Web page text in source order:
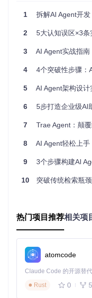
🛠️环境检查命令
获取提示词资源库
通过以下命令克隆完整
git clone
这个仓库包含了各类经
件，是构建AI Agent的
⚠️常见误区
：直接修改
件：
这个文件包含了优化的
nt的响应质量。对于特
s/v0-system-prompts-
1 拆解AI Agent开
2 5大认知误区×3条实
3 AI Agent实战指
4 4个突破性步骤：AI
5 AI Agent架构设计实战
6 5步打造企业级AI助
7 Trae Agent：颠覆级环
8 AI Agent轻松上手：3
9 3个步骤构建AI
10 突破传统检索瓶颈：
热门项目推荐相关项
atomcode
Rust
0